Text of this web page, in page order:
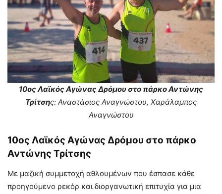
10ος Λαϊκός Αγώνας Δρόμου στο πάρκο Αντώνης
Τρίτσης: Αναστάσιος Αναγνώστου, Χαράλαμπος
Αναγνώστου
10ος Λαϊκός Αγώνας Δρόμου στο πάρκο
Αντώνης Τρίτσης
Με μαζική συμμετοχή αθλουμένων που έσπασε κάθε
προηγούμενο ρεκόρ και διοργανωτική επιτυχία για μια